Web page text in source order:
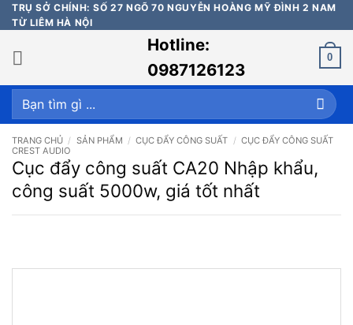
Bỏ
qua
nội
dung
TRỤ SỞ CHÍNH: SỐ 27 NGÕ 70 NGUYỄN HOÀNG MỸ ĐÌNH 2 NAM
TỪ LIÊM HÀ NỘI
Hotline:
0987126123
0
Tìm
kiếm:
TRANG CHỦ / SẢN PHẨM / CỤC ĐẨY CÔNG SUẤT / CỤC ĐẨY CÔNG SUẤT
CREST AUDIO
Cục đẩy công suất CA20 Nhập khẩu,
công suất 5000w, giá tốt nhất